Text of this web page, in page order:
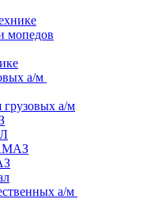
мопедов
а/м
грузовых а/м
а/м